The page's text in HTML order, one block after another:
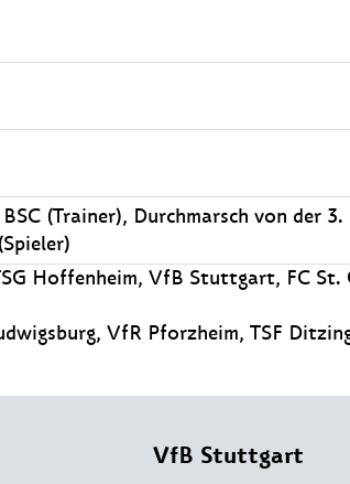
(Trainer), Durchmarsch von der
Hoffenheim, VfB Stuttgart, FC St.
VfR Pforzheim, TSF
VfB Stuttgart